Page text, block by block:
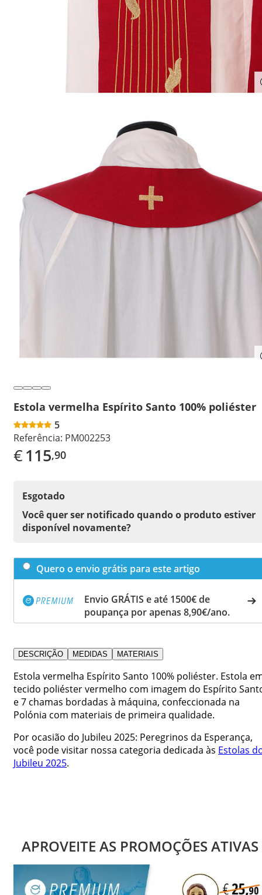
Estola vermelha Espírito Santo 100% poliéster
5
Referência: PM002253
€115,90
Esgotado
Você quer ser notificado quando o produto estiver
disponível novamente?
Quero o envio grátis para este artigo
Envio GRÁTIS e até 1500€ de
poupança por apenas 8,90€/ano.
DESCRIÇÃO MEDIDAS MATERIAIS
Estola vermelha Espírito Santo 100% poliéster. Estola
tecido poliéster vermelho com imagem do Espírito
e 7 chamas bordadas à máquina, confeccionada na
Polónia com materiais de primeira qualidade.
Por ocasião do Jubileu 2025: Peregrinos da Esperança,
você pode visitar nossa categoria dedicada às Estolas
Jubileu 2025.
APROVEITE AS PROMOÇÕES ATIVAS